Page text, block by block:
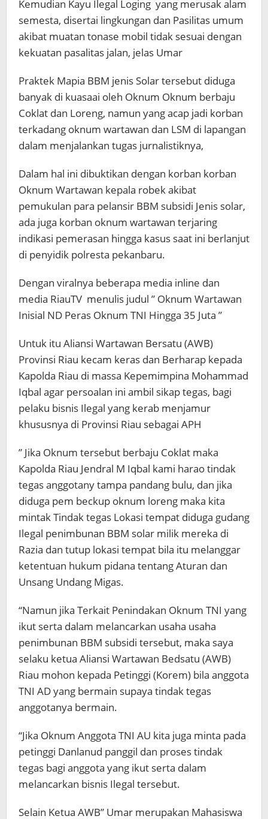
Kemudian Kayu Ilegal Loging yang merusak alam
semesta, disertai lingkungan dan Pasilitas umum
akibat muatan tonase mobil tidak sesuai dengan
kekuatan pasalitas jalan, jelas Umar
Praktek Mapia BBM jenis Solar tersebut diduga
banyak di kuasaai oleh Oknum Oknum berbaju
Coklat dan Loreng, namun yang acap jadi korban
terkadang oknum wartawan dan LSM di lapangan
dalam menjalankan tugas jurnalistiknya,
Dalam hal ini dibuktikan dengan korban korban
Oknum Wartawan kepala robek akibat
pemukulan para pelansir BBM subsidi Jenis solar,
ada juga korban oknum wartawan terjaring
indikasi pemerasan hingga kasus saat ini berlanjut
di penyidik polresta pekanbaru.
Dengan viralnya beberapa media inline dan
media RiauTV menulis judul ” Oknum Wartawan
Inisial ND Peras Oknum TNI Hingga 35 Juta ”
Untuk itu Aliansi Wartawan Bersatu (AWB)
Provinsi Riau kecam keras dan Berharap kepada
Kapolda Riau di massa Kepemimpina Mohammad
Iqbal agar persoalan ini ambil sikap tegas, bagi
pelaku bisnis Ilegal yang kerab menjamur
khususnya di Provinsi Riau sebagai APH
” Jika Oknum tersebut berbaju Coklat maka
Kapolda Riau Jendral M Iqbal kami harao tindak
tegas anggotany tampa pandang bulu, dan jika
diduga pem beckup oknum loreng maka kita
mintak Tindak tegas Lokasi tempat diduga gudang
Ilegal penimbunan BBM solar milik mereka di
Razia dan tutup lokasi tempat bila itu melanggar
ketentuan hukum pidana tentang Aturan dan
Unsang Undang Migas.
“Namun jika Terkait Penindakan Oknum TNI yang
ikut serta dalam melancarkan usaha usaha
penimbunan BBM subsidi tersebut, maka saya
selaku ketua Aliansi Wartawan Bedsatu (AWB)
Riau mohon kepada Petinggi (Korem) bila anggota
TNI AD yang bermain supaya tindak tegas
anggotanya bermain.
“Jika Oknum Anggota TNI AU kita juga minta pada
petinggi Danlanud panggil dan proses tindak
tegas bagi anggota yang ikut serta dalam
melancarkan bisnis Ilegal tersebut.
Selain Ketua AWB” Umar merupakan Mahasiswa